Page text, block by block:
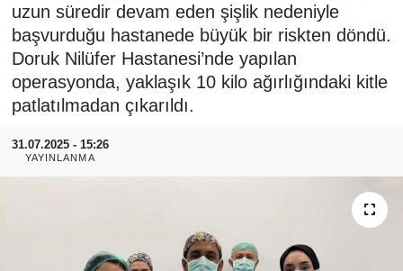
uzun süredir devam eden şişlik nedeniyle
başvurduğu hastanede büyük bir riskten döndü.
Doruk Nilüfer Hastanesi’nde yapılan
operasyonda, yaklaşık 10 kilo ağırlığındaki kitle
patlatılmadan çıkarıldı.
31.07.2025 - 15:26
YAYINLANMA
SİYASET
SPOR
ASAYİŞ
RESMİ REKLAM
Tüm Manşetler
Son Dakika Haberleri
Haber Arşivi